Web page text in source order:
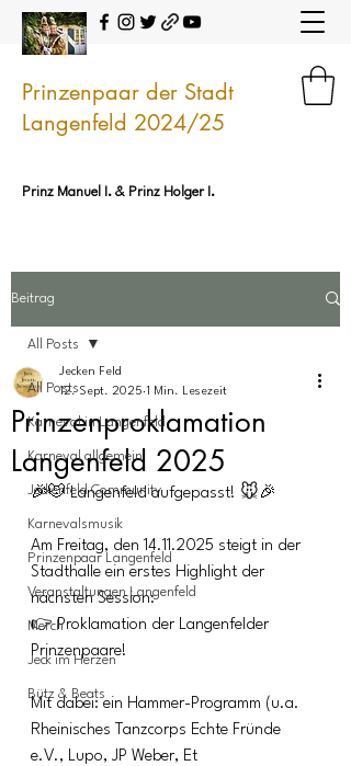
Prinzenpaar der Stadt
Langenfeld 2024/25
Prinz Manuel I. & Prinz Holger I.
Beitrag
All Posts
Karneval in Langenfeld
Karneval allgemein
Jeckenfeld Community
Karnevalsmusik
Prinzenpaar Langenfeld
Veranstaltungen Langenfeld
Merch
Jeck im Herzen
Bütz & Beats
All Posts
Prinzenproklamation
Langenfeld 2025
Jecken Feld
12. Sept. 2025 1 Min. Lesezeit
🎉🐭 Langenfeld aufgepasst! 🐭🎉
Am Freitag, den 14.11.2025 steigt in der
Stadthalle ein erstes Highlight der
nächsten Session:
👉 Proklamation der Langenfelder
Prinzenpaare!
Mit dabei: ein Hammer-Programm (u.a.
Rheinisches Tanzcorps Echte Fründe
e.V., Lupo, JP Weber, Et